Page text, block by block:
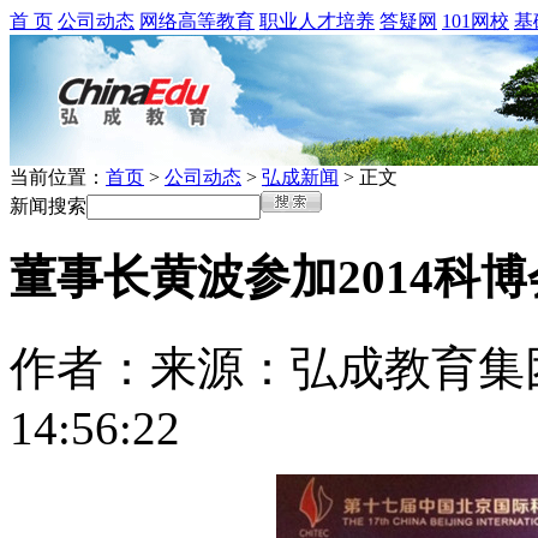
首 页 公司动态 网络高等教育 职业人才培养 答疑网 101网校 基
当前位置： 首页 > 公司动态 > 弘成新闻 > 正文
新闻搜索
董事长黄波参加2014科
作者： 来源：弘成教育集
14:56:22